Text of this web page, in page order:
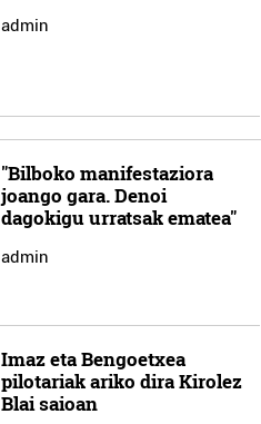
admin
"Bilboko manifestaziora
joango gara. Denoi
dagokigu urratsak ematea"
admin
Imaz eta Bengoetxea
pilotariak ariko dira Kirolez
Blai saioan